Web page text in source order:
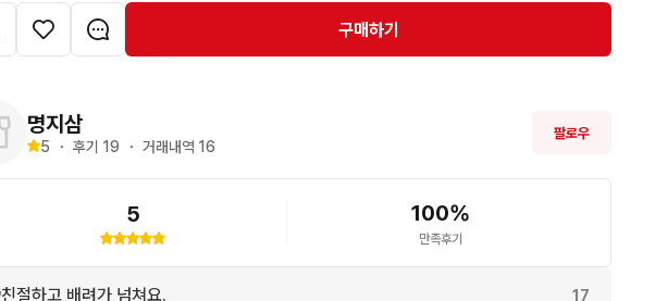
구매하기
명지삼
5 ・ 후기 19 ・ 거래내역 16
팔로우
5 100%
만족후기
친절하고 배려가 넘쳐요. 17